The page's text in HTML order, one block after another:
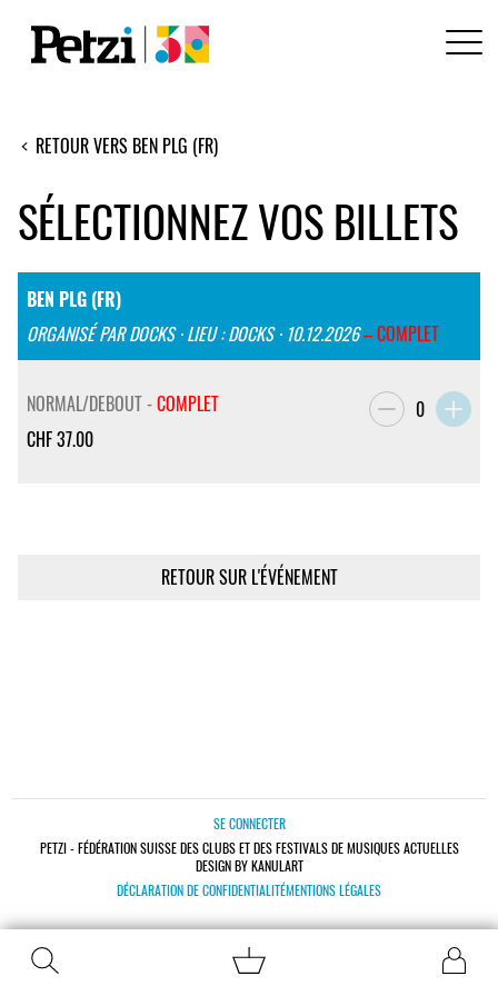
RETOUR VERS BEN PLG (FR)
SÉLECTIONNEZ VOS BILLETS
BEN PLG (FR)
ORGANISÉ PAR DOCKS · LIEU : DOCKS · 10.12.2026– COMPLET
NORMAL/DEBOUT -COMPLET
CHF37.00
0
RETOUR SUR L'ÉVÉNEMENT
SE CONNECTER
PETZI - FÉDÉRATION SUISSE DES CLUBS ET DES FESTIVALS DE MUSIQUES ACTUELLES
DESIGN BY KANULART
DÉCLARATION DE CONFIDENTIALITÉMENTIONS LÉGALES